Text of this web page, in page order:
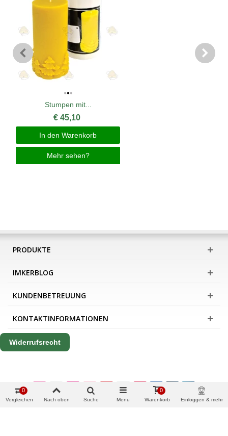
Stumpen mit...
€ 45,10
In den Warenkorb
Mehr sehen?
PRODUKTE
IMKERBLOG
KUNDENBETREUUNG
KONTAKTINFORMATIONEN
Widerrufsrecht
Vergleichen
0
Nach oben Suche Menu Warenkorb
0
Einloggen & mehr